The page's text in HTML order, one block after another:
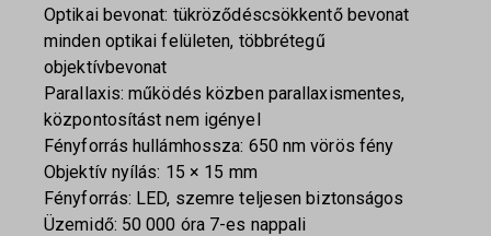
Optikai bevonat: tükröződéscsökkentő bevonat
minden optikai felületen, többrétegű
objektívbevonat
Parallaxis: működés közben parallaxismentes,
központosítást nem igényel
Fényforrás hullámhossza: 650 nm vörös fény
Objektív nyílás: 15 × 15 mm
Fényforrás: LED, szemre teljesen biztonságos
Üzemidő: 50 000 óra 7-es nappali